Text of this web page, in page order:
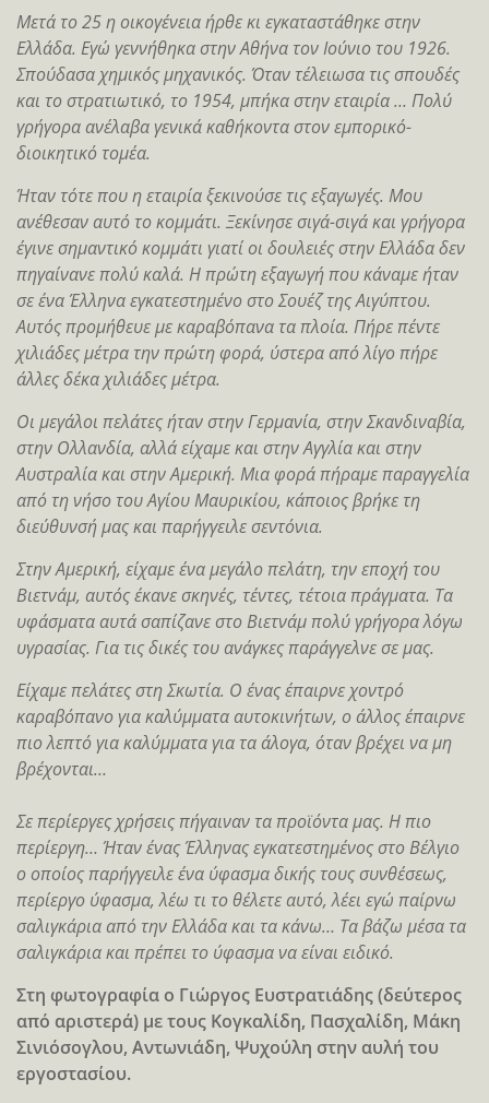
Μετά το 25 η οικογένεια ήρθε κι εγκαταστάθηκε στην
Ελλάδα. Εγώ γεννήθηκα στην Αθήνα τον Ιούνιο του 1926.
Σπούδασα χημικός μηχανικός. Όταν τέλειωσα τις σπουδές
και το στρατιωτικό, το 1954, μπήκα στην εταιρία … Πολύ
γρήγορα ανέλαβα γενικά καθήκοντα στον εμπορικό-
διοικητικό τομέα.
Ήταν τότε που η εταιρία ξεκινούσε τις εξαγωγές. Μου
ανέθεσαν αυτό το κομμάτι. Ξεκίνησε σιγά-σιγά και γρήγορα
έγινε σημαντικό κομμάτι γιατί οι δουλειές στην Ελλάδα δεν
πηγαίνανε πολύ καλά. Η πρώτη εξαγωγή που κάναμε ήταν
σε ένα Έλληνα εγκατεστημένο στο Σουέζ της Αιγύπτου.
Αυτός προμήθευε με καραβόπανα τα πλοία. Πήρε πέντε
χιλιάδες μέτρα την πρώτη φορά, ύστερα από λίγο πήρε
άλλες δέκα χιλιάδες μέτρα.
Οι μεγάλοι πελάτες ήταν στην Γερμανία, στην Σκανδιναβία,
στην Ολλανδία, αλλά είχαμε και στην Αγγλία και στην
Αυστραλία και στην Αμερική. Μια φορά πήραμε παραγγελία
από τη νήσο του Αγίου Μαυρικίου, κάποιος βρήκε τη
διεύθυνσή μας και παρήγγειλε σεντόνια.
Στην Αμερική, είχαμε ένα μεγάλο πελάτη, την εποχή του
Βιετνάμ, αυτός έκανε σκηνές, τέντες, τέτοια πράγματα. Τα
υφάσματα αυτά σαπίζανε στο Βιετνάμ πολύ γρήγορα λόγω
υγρασίας. Για τις δικές του ανάγκες παράγγελνε σε μας.
Είχαμε πελάτες στη Σκωτία. Ο ένας έπαιρνε χοντρό
καραβόπανο για καλύμματα αυτοκινήτων, ο άλλος έπαιρνε
πιο λεπτό για καλύμματα για τα άλογα, όταν βρέχει να μη
βρέχονται…
Σε περίεργες χρήσεις πήγαιναν τα προϊόντα μας. Η πιο
περίεργη… Ήταν ένας Έλληνας εγκατεστημένος στο Βέλγιο
ο οποίος παρήγγειλε ένα ύφασμα δικής τους συνθέσεως,
περίεργο ύφασμα, λέω τι το θέλετε αυτό, λέει εγώ παίρνω
σαλιγκάρια από την Ελλάδα και τα κάνω… Τα βάζω μέσα τα
σαλιγκάρια και πρέπει το ύφασμα να είναι ειδικό.
Στη φωτογραφία ο Γιώργος Ευστρατιάδης (δεύτερος
από αριστερά) με τους Κογκαλίδη, Πασχαλίδη, Μάκη
Σινιόσογλου, Αντωνιάδη, Ψυχούλη στην αυλή του
εργοστασίου.